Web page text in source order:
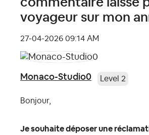
voyageur sur mon
‎27-04-2026 09:14 AM
Monaco-Studio0 Level 2
Bonjour,
Je souhaite déposer une